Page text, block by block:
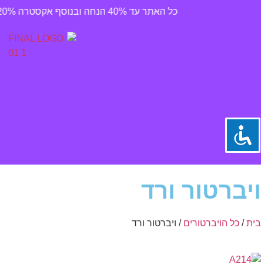
כל האתר עד 40% הנחה ובנוסף אקסטרה 20% הנחה בהזנת קוד קופן off20 במעמד הקניה ✪ משלוח חינם ברכישה מעל 300 ₪
ויברטור ורד
בית/ כל הויברטורים / ויברטור ורד